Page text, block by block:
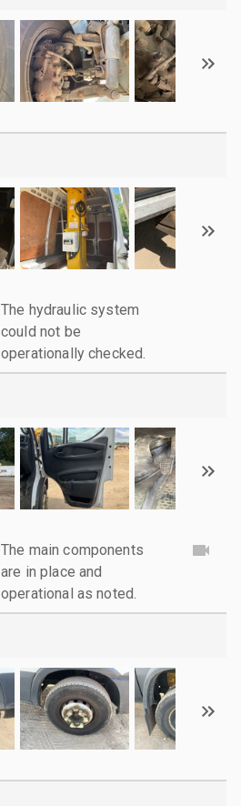
The hydraulic system
could not be
operationally checked.
The main components
are in place and
operational as noted.